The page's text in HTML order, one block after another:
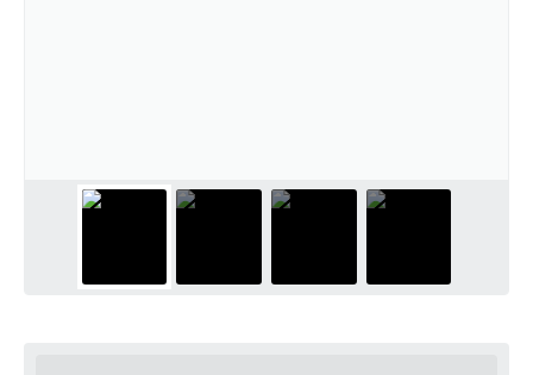
PNAB 2026 - Ciclo 2